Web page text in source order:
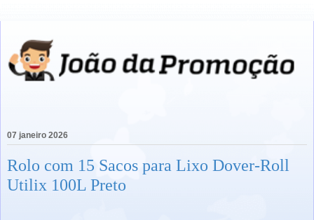
07 janeiro 2026
Rolo com 15 Sacos para Lixo Dover-Roll
Utilix 100L Preto